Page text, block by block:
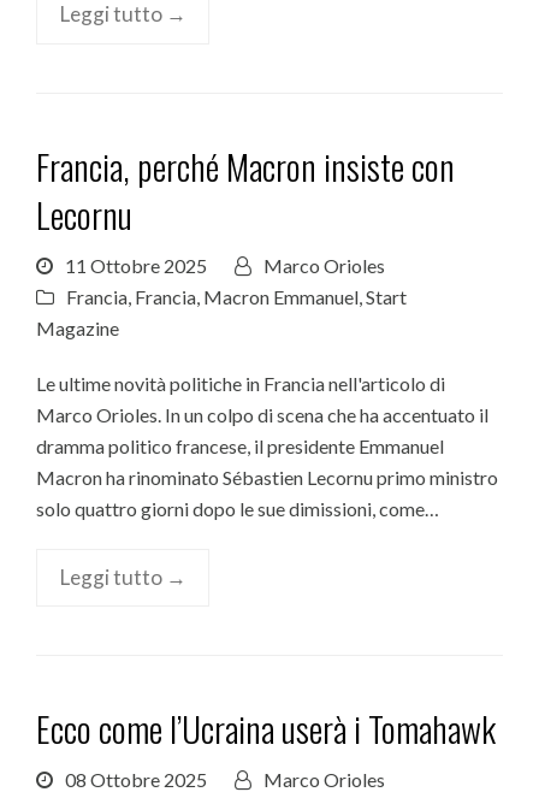
Leggi tutto →
Francia, perché Macron insiste con
Lecornu
11 Ottobre 2025
Marco Orioles
Francia Francia Macron Emmanuel Start
Magazine
Le ultime novità politiche in Francia nell'articolo di
Marco Orioles. In un colpo di scena che ha accentuato il
dramma politico francese, il presidente Emmanuel
Macron ha rinominato Sébastien Lecornu primo ministro
solo quattro giorni dopo le sue dimissioni, come…
Leggi tutto →
Ecco come l’Ucraina userà i Tomahawk
08 Ottobre 2025 Marco Orioles